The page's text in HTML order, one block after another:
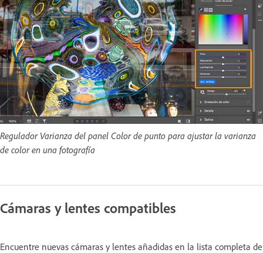
Regulador Varianza del panel Color de punto para ajustar la varianza
de color en una fotografía
Cámaras y lentes compatibles
Encuentre nuevas cámaras y lentes añadidas en la lista completa de